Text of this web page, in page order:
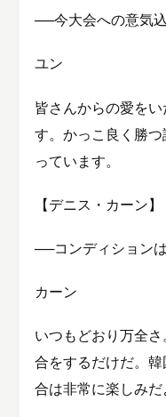
──今大会への意気
ユン
皆さんからの愛を
す。かっこ良く勝
っています。
【デニス・カーン】
──コンディション
カーン
いつもどおり万全
合をするだけだ。
合は非常に楽しみだ